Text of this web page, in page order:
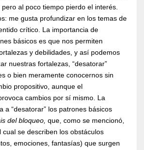
al poco tiempo pierdo el interés.
me gusta profundizar en los temas de
crítico. La importancia de
básicos es que nos permiten
y debilidades, y así podemos
nuestras fortalezas, “desatorar”
o bien meramente conocernos sin
propositivo, aunque el
cambios por sí mismo. La
a “desatorar” los patrones básicos
del bloqueo, que, como se mencionó,
cual se describen los obstáculos
emociones, fantasías) que surgen